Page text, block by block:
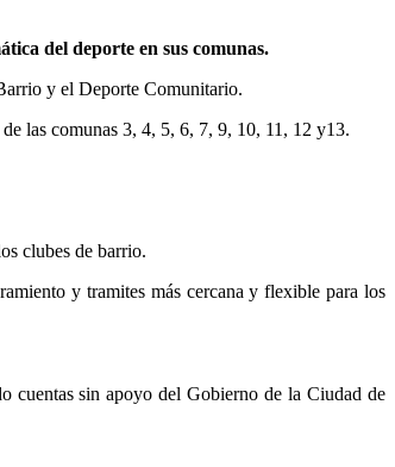
del deporte en sus comunas.
y el Deporte Comunitario.
las comunas 3, 4, 5, 6, 7, 9, 10, 11, 12 y13.
clubes de barrio.
y tramites más cercana y flexible para los
cuentas sin apoyo del Gobierno de la Ciudad de